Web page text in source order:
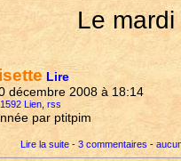
Le
Lire
décembre 2008 à 18:14
Lien rss
par ptitpim
Lire la suite - 3 commentaires -